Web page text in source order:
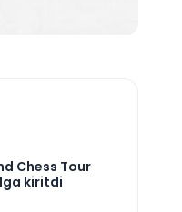
Chess Tour
kiritdi